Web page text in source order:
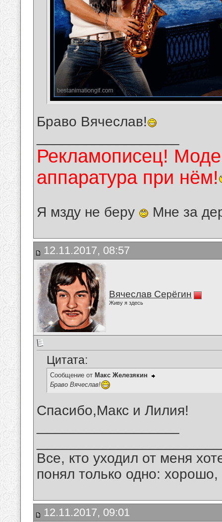
Браво Вячеслав!
Рекламописец!
аппаратура при нём!
Я мзду не беру Мне за
12.11.2017, 08:57
Вячеслав Серёгин
Живу я здесь
Цитата:
Сообщение от Макс Железякин
Браво Вячеслав!
Спасибо,Макс и Лилия!
Все, кто уходил от меня
понял только одно:
12.11.2017, 09:01